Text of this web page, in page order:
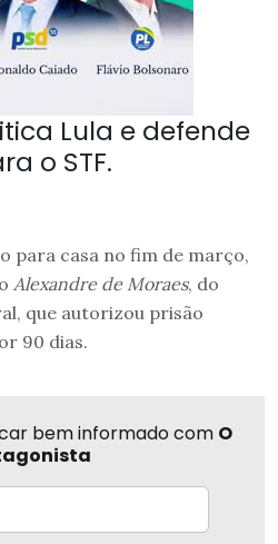
Lula e defende
o STF.
para casa no fim de março,
Alexandre de Moraes, do
que autorizou prisão
90 dias.
bem informado com O